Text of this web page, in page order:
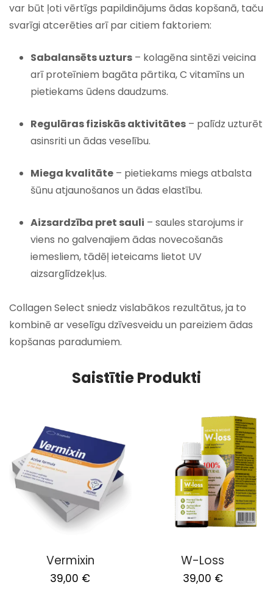
var būt ļoti vērtīgs papildinājums ādas kopšanā, taču
svarīgi atcerēties arī par citiem faktoriem:
Sabalan­sēts uzturs – kolagēna sintēzi veicina
arī proteīniem bagāta pārtika, C vitamīns un
pietiekams ūdens daudzums.
Regulāras fiziskās aktivitātes – palīdz uzturēt
asinsriti un ādas veselību.
Miega kvalitāte – pietiekams miegs atbalsta
šūnu atjaunošanos un ādas elastību.
Aizsardzība pret sauli – saules starojums ir
viens no galvenajiem ādas novecošanās
iemesliem, tādēļ ieteicams lietot UV
aizsarglīdzekļus.
Collagen Select sniedz vislabākos rezultātus, ja to
kombinē ar veselīgu dzīvesveidu un pareiziem ādas
kopšanas paradumiem.
Saistītie Produkti
Vermixin
Original
39,00 €
W-Loss
Original
39,00 €